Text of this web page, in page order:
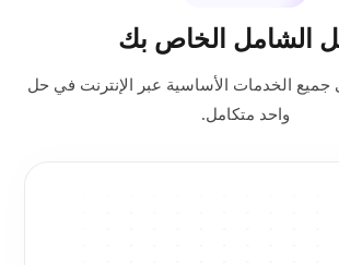
الشامل الخاص بك
الخدمات الأساسية عبر الإنترنت في حل
واحد متكامل.